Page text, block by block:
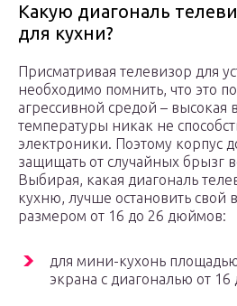
Какую диагональ
для кухни?
Присматривая телевизор для
необходимо помнить, что это
агрессивной средой – высокая
температуры никак не
электроники. Поэтому корпус
защищать от случайных брызг
Выбирая, какая диагональ
кухню, лучше остановить свой
размером от 16 до 26 дюймов:
для мини-кухонь
экрана с диагональю от